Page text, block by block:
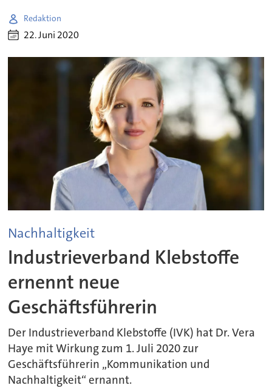
Redaktion
22. Juni 2020
Nachhaltigkeit
Industrieverband Klebstoffe
ernennt neue
Geschäftsführerin
Der Industrieverband Klebstoffe (IVK) hat Dr. Vera
Haye mit Wirkung zum 1. Juli 2020 zur
Geschäftsführerin „Kommunikation und
Nachhaltigkeit“ ernannt.